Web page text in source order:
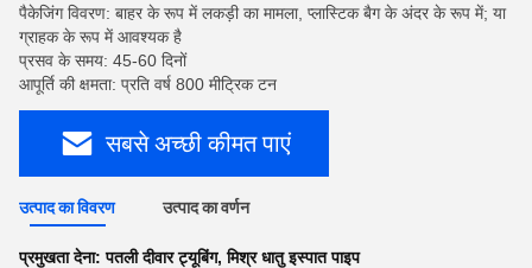
पैकेजिंग विवरण: बाहर के रूप में लकड़ी का मामला, प्लास्टिक बैग के अंदर के रूप में; या
ग्राहक के रूप में आवश्यक है
प्रसव के समय: 45-60 दिनों
आपूर्ति की क्षमता: प्रति वर्ष 800 मीट्रिक टन
सबसे अच्छी कीमत पाएं
उत्पाद का विवरण उत्पाद का वर्णन
प्रमुखता देना:पतली दीवार ट्यूबिंग,मिश्र धातु इस्पात पाइप